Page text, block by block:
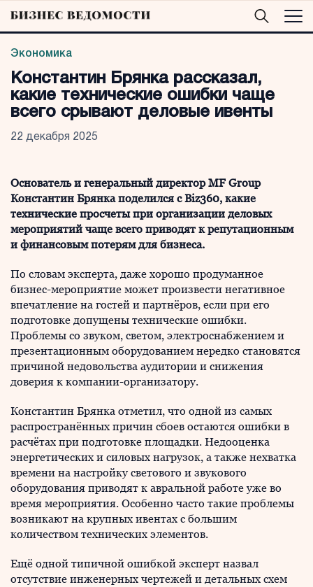
Экономика
Константин Брянка рассказал,
какие технические ошибки чаще
всего срывают деловые ивенты
22 декабря 2025
Основатель и генеральный директор MF Group
Константин Брянка поделился с Biz360, какие
технические просчеты при организации деловых
мероприятий чаще всего приводят к репутационным
и финансовым потерям для бизнеса.
По словам эксперта, даже хорошо продуманное
бизнес-мероприятие может произвести негативное
впечатление на гостей и партнёров, если при его
подготовке допущены технические ошибки.
Проблемы со звуком, светом, электроснабжением и
презентационным оборудованием нередко становятся
причиной недовольства аудитории и снижения
доверия к компании-организатору.
Константин Брянка отметил, что одной из самых
распространённых причин сбоев остаются ошибки в
расчётах при подготовке площадки. Недооценка
энергетических и силовых нагрузок, а также нехватка
времени на настройку светового и звукового
оборудования приводят к авральной работе уже во
время мероприятия. Особенно часто такие проблемы
возникают на крупных ивентах с большим
количеством технических элементов.
Ещё одной типичной ошибкой эксперт назвал
отсутствие инженерных чертежей и детальных схем